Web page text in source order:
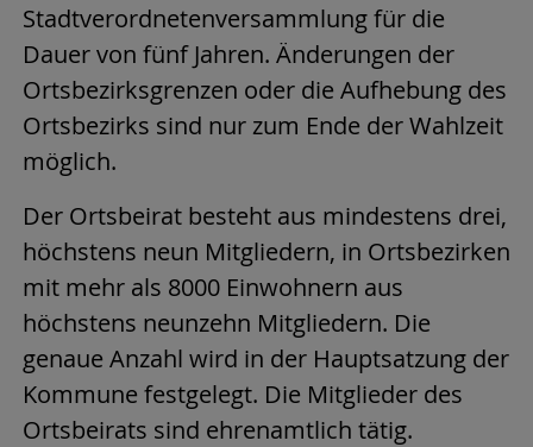
Stadtverordnetenversammlung für die
Dauer von fünf Jahren. Änderungen der
Ortsbezirksgrenzen oder die Aufhebung des
Ortsbezirks sind nur zum Ende der Wahlzeit
möglich.
Der Ortsbeirat besteht aus mindestens drei,
höchstens neun Mitgliedern, in Ortsbezirken
mit mehr als 8000 Einwohnern aus
höchstens neunzehn Mitgliedern. Die
genaue Anzahl wird in der Hauptsatzung der
Kommune festgelegt. Die Mitglieder des
Ortsbeirats sind ehrenamtlich tätig.